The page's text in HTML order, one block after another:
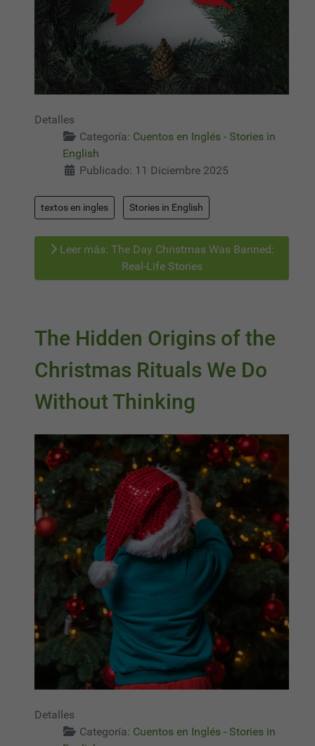
Detalles
Categoría: Cuentos en Inglés - Stories in
English
Publicado: 11 Diciembre 2025
textos en ingles Stories in English
Leer más: The Day Christmas Was Banned:
Real-Life Stories
The Hidden Origins of the
Christmas Rituals We Do
Without Thinking
Detalles
Categoría: Cuentos en Inglés - Stories in